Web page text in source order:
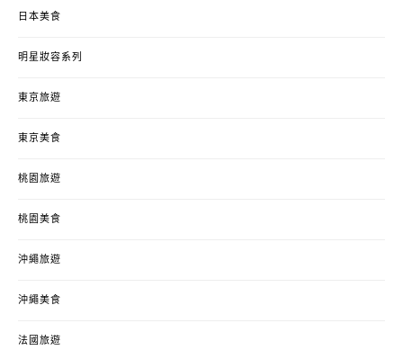
日本美食
明星妝容系列
東京旅遊
東京美食
桃園旅遊
桃園美食
沖繩旅遊
沖繩美食
法國旅遊